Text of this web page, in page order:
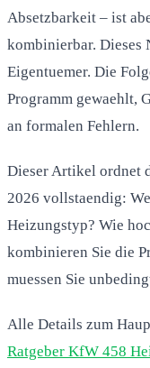
Absetzbarkeit – ist
kombinierbar. Dieses
Eigentuemer. Die
Programm gewaehlt,
an formalen Fehlern.
Dieser Artikel ordnet
2026 vollstaendig:
Heizungstyp? Wie
kombinieren Sie die
muessen Sie
Alle Details zum
Ratgeber KfW 458